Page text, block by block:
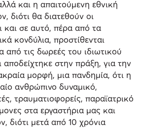
και η απαιτούμενη εθνική
διότι θα διατεθούν οι
και σε αυτό, πέρα από τα
κονδύλια, προστίθενται
από τις δωρεές του ιδιωτικού
αποδείχτηκε στην πράξη, για την
μορφή, μια πανδημία, ότι η
ανθρώπινο δυναμικό,
τραυματιοφορείς, παραϊατρικό
στα εργαστήρια μας και
διότι μετά από 10 χρόνια